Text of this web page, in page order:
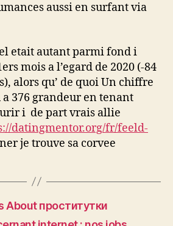
aussi en surfant via
etait autant parmi fond i
mois a l’egard de 2020 (-84
alors qu’ de quoi Un chiffre
a 376 grandeur en tenant
i de part vrais allie
datingmentor.org/fr/feeld-
je trouve sa corvee
About проститутки